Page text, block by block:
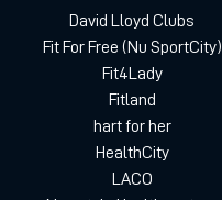
David Lloyd Clubs
Fit For Free (Nu SportCity)
Fit4Lady
Fitland
hart for her
HealthCity
LACO